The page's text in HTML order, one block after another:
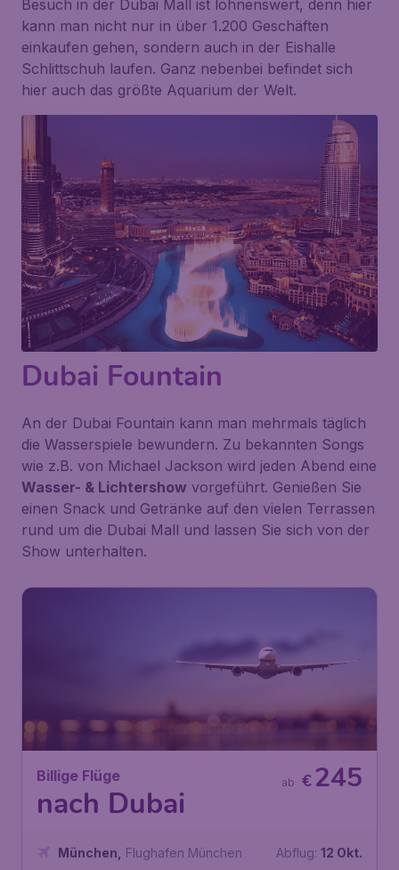
Besuch in der Dubai Mall ist lohnenswert, denn hier
kann man nicht nur in über 1.200 Geschäften
einkaufen gehen, sondern auch in der Eishalle
Schlittschuh laufen. Ganz nebenbei befindet sich
hier auch das größte Aquarium der Welt.
Dubai Fountain
An der Dubai Fountain kann man mehrmals täglich
die Wasserspiele bewundern. Zu bekannten Songs
wie z.B. von Michael Jackson wird jeden Abend eine
Wasser- & Lichtershow vorgeführt. Genießen Sie
einen Snack und Getränke auf den vielen Terrassen
rund um die Dubai Mall und lassen Sie sich von der
Show unterhalten.
Billige Flüge
nach Dubai
€245
ab
München
Flughafen München
Abflug: 12 Okt.